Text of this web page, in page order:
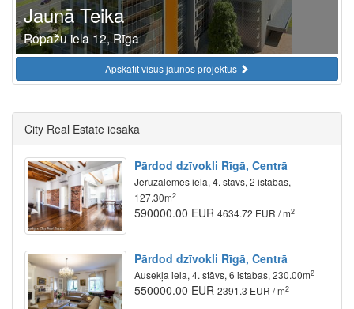
Jaunā Teika
Ropažu iela 12, Rīga
Apskatīt visus jaunos projektus
City Real Estate iesaka
Pārdod dzīvokli Rīgā, Centrā
Jeruzalemes iela, 4. stāvs, 2 istabas,
127.30m2
590000.00 EUR 4634.72 EUR / m2
Pārdod dzīvokli Rīgā, Centrā
Ausekļa iela, 4. stāvs, 6 istabas, 230.00m2
550000.00 EUR 2391.3 EUR / m2